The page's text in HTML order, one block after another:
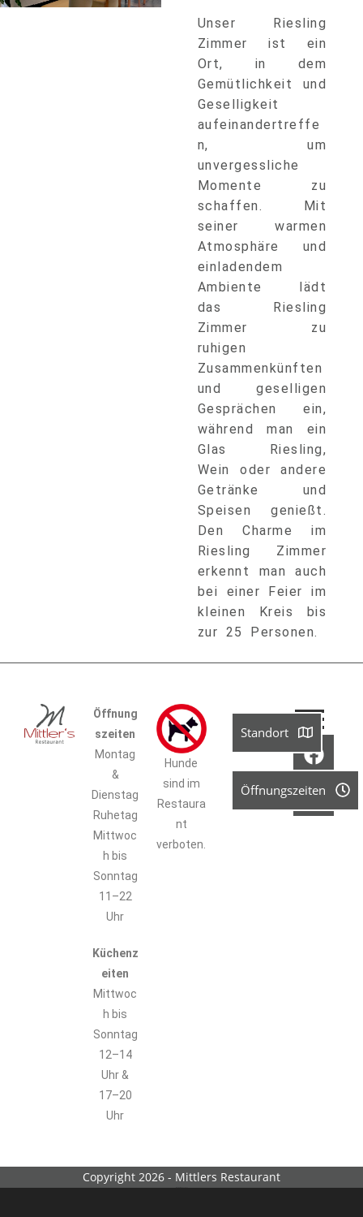
Unser Riesling
Zimmer ist ein
Ort, in dem
Gemütlichkeit und
Geselligkeit
aufeinandertreffe
n, um
unvergessliche
Momente zu
schaffen. Mit
seiner warmen
Atmosphäre und
einladendem
Ambiente lädt
das Riesling
Zimmer zu
ruhigen
Zusammenkünften
und geselligen
Gesprächen ein,
während man ein
Glas Riesling,
Wein oder andere
Getränke und
Speisen genießt.
Den Charme im
Riesling Zimmer
erkennt man auch
bei einer Feier im
kleinen Kreis bis
zur 25 Personen.
Öffnung
szeiten
Montag
&
Dienstag
Ruhetag
Mittwoc
h bis
Sonntag
11–22
Uhr
Küchenz
eiten
Mittwoc
h bis
Sonntag
12–14
Uhr &
17–20
Uhr
Hunde
sind im
Restaura
nt
verboten.
Standort
Öffnungszeiten
Copyright 2026 - Mittlers Restaurant